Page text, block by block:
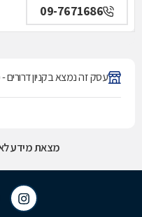
09-7671686
עסק זה נמצא בקניון דרורים
מצאת מידע לא